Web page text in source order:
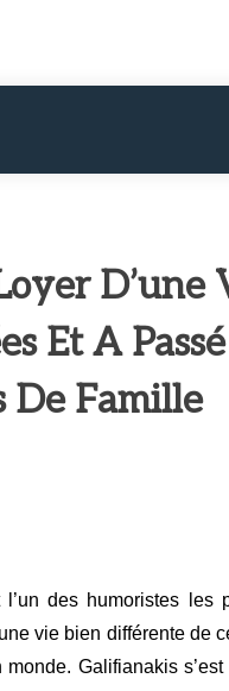
D’une
Et A
De Famille
des humoristes les
vie bien différente de
monde. Galifianakis